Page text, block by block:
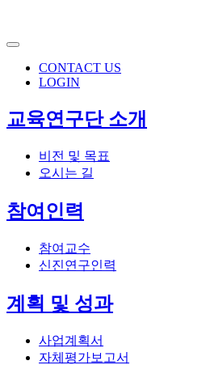
CONTACT US
LOGIN
교육연구단 소개
비전 및 목표
오시는 길
참여인력
참여교수
신진연구인력
계획 및 성과
사업계획서
자체평가보고서